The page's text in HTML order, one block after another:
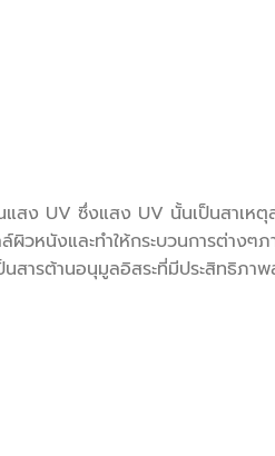
ง UV ซึ่งแสง UV นั้นเป็นสาเห
นังและทำให้กระบวนการต่างๆภ
ารต้านอนุมูลอิสระที่มีประสิทธิภ